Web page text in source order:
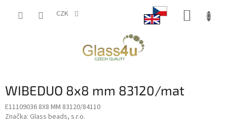
CZK
WIBEDUO 8x8 mm 83120/mat
E11109036 8X8 MM 83120/84110
Značka: Glass beads, s.r.o.